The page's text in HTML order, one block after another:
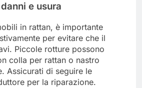
e usura
in rattan, è importante
per evitare che il
Piccole rotture possono
colla per rattan o nastro
Assicurati di seguire le
per la riparazione.